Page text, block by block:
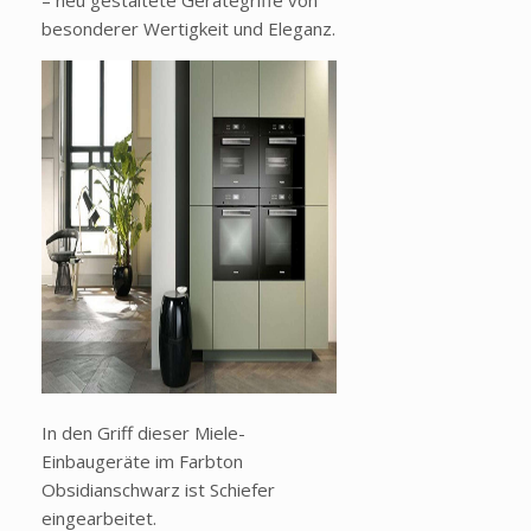
besonderer Wertigkeit und Eleganz.
In den Griff dieser Miele-
Einbaugeräte im Farbton
Obsidianschwarz ist Schiefer
eingearbeitet.